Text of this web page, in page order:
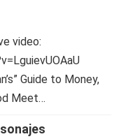
video:
Guide to Money,
Meet…